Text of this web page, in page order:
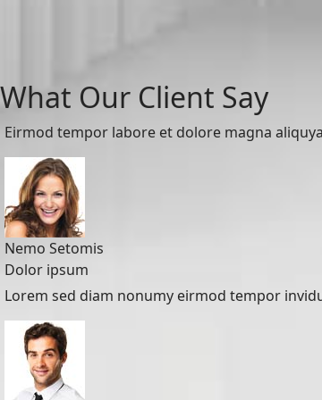
What Our Client Say
Eirmod tempor labore et dolore magna
Nemo Setomis
Dolor ipsum
Lorem sed diam nonumy eirmod tempor